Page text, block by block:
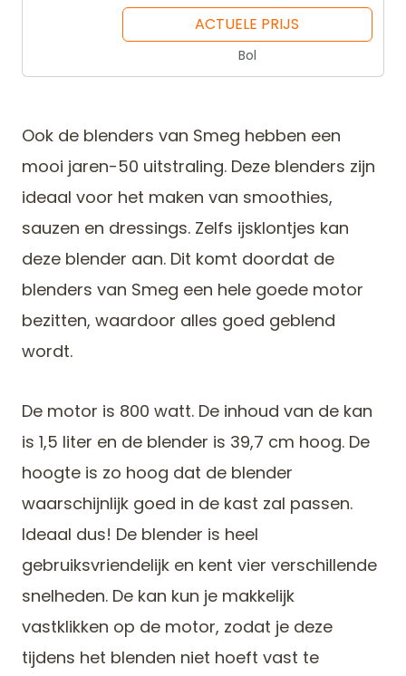
ACTUELE PRIJS
Bol
Ook de blenders van Smeg hebben een
mooi jaren-50 uitstraling. Deze blenders zijn
ideaal voor het maken van smoothies,
sauzen en dressings. Zelfs ijsklontjes kan
deze blender aan. Dit komt doordat de
blenders van Smeg een hele goede motor
bezitten, waardoor alles goed geblend
wordt.
De motor is 800 watt. De inhoud van de kan
is 1,5 liter en de blender is 39,7 cm hoog. De
hoogte is zo hoog dat de blender
waarschijnlijk goed in de kast zal passen.
Ideaal dus! De blender is heel
gebruiksvriendelijk en kent vier verschillende
snelheden. De kan kun je makkelijk
vastklikken op de motor, zodat je deze
tijdens het blenden niet hoeft vast te